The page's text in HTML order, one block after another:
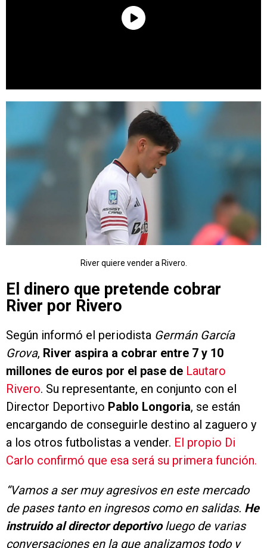
River quiere vender a Rivero.
El dinero que pretende cobrar
River por Rivero
Según informó el periodista Germán García
Grova, River aspira a cobrar entre 7 y 10
millones de euros por el pase de Lautaro
Rivero. Su representante, en conjunto con el
Director Deportivo Pablo Longoria, se están
encargando de conseguirle destino al zaguero y
a los otros futbolistas a vender. El propio Di
Carlo confirmó que esa será su primera función.
“Vamos a ser muy agresivos en este mercado
de pases tanto en ingresos como en salidas. He
instruido al director deportivoluego de varias
conversaciones en la que analizamos todo y